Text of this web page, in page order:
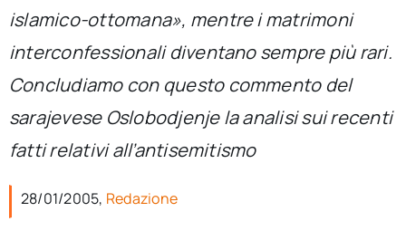
Newsletter
Ita
islamico-ottomana», mentre i matrimoni
interconfessionali diventano sempre più rari.
Concludiamo con questo commento del
sarajevese Oslobodjenje la analisi sui recenti
fatti relativi all’antisemitismo
28/01/2005, Redazione